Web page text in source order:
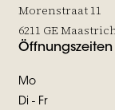
Morenstraat 11
6211 GE
Öffnungszeiten
Mo
Di - Fr